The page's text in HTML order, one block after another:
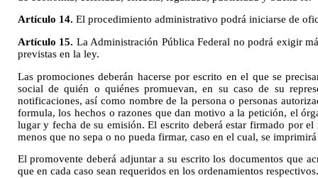
Artículo 14. El procedimiento administrativo podrá iniciarse de
Artículo 15. La Administración Pública Federal no podrá exigir
previstas en la ley.
Las promociones deberán hacerse por escrito en el que se
social de quién o quiénes promuevan, en su caso de su
notificaciones, así como nombre de la persona o personas
formula, los hechos o razones que dan motivo a la petición, el
lugar y fecha de su emisión. El escrito deberá estar firmado por el
menos que no sepa o no pueda firmar, caso en el cual, se
El promovente deberá adjuntar a su escrito los documentos que
que en cada caso sean requeridos en los ordenamientos respectivos.